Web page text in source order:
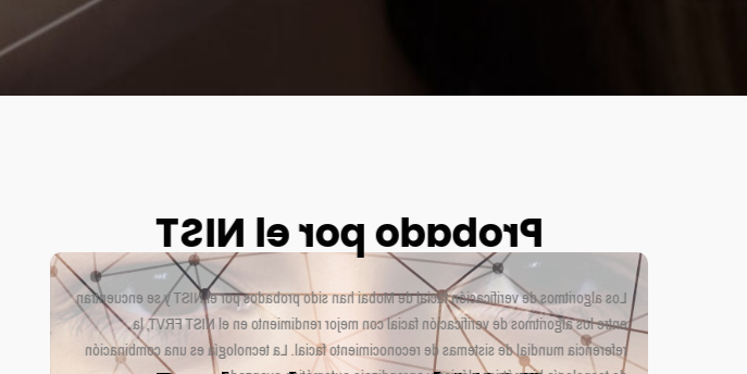
Probado por el NIST
Los algoritmos de verificación facial de Mobai han sido probados por el NIST y se encuentran
entre los algoritmos de verificación facial con mejor rendimiento en el NIST FRVT, la
referencia mundial de sistemas de reconocimiento facial. La tecnología es una combinación